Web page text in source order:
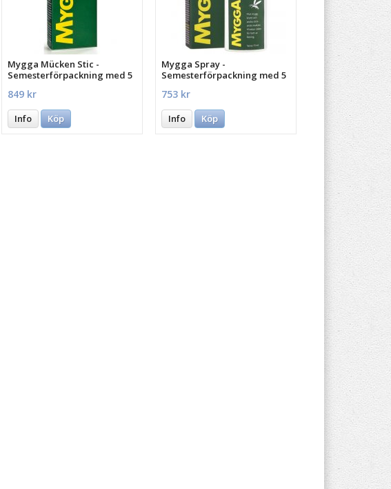
Mygga Mücken Stic -
Semesterförpackning med 5
849 kr
Info Köp
Mygga Spray -
Semesterförpackning med 5
753 kr
Info Köp